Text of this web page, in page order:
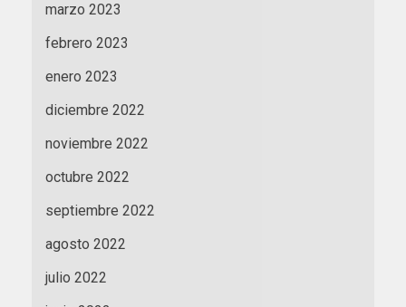
marzo 2023
febrero 2023
enero 2023
diciembre 2022
noviembre 2022
octubre 2022
septiembre 2022
agosto 2022
julio 2022